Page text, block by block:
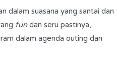
dalam suasana yang santai dan
fundan seru pastinya,
dalam agenda outing dan